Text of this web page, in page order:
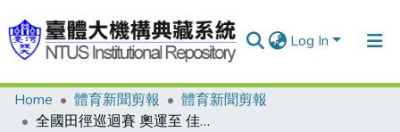
Log In
Communities & Collections
Home 體育新聞剪報
體育新聞剪報
全國田徑巡迴賽 奧運至 佳績來！鄭新福、吳清錦體能攀升 成績猛晉/王惠珍跑出世青實力 林光亮再創個人新猷